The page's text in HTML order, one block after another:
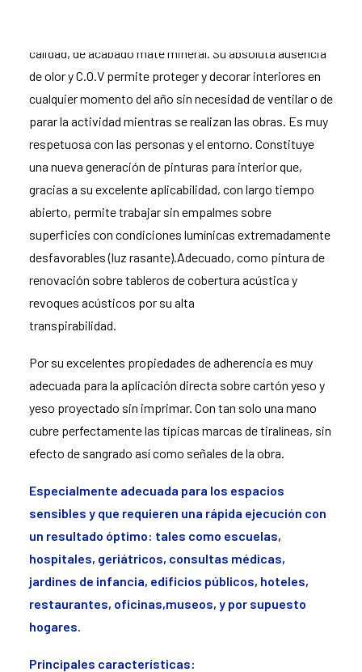
calidad, de acabado mate mineral. Su absoluta ausencia
de olor y C.O.V permite proteger y decorar interiores en
cualquier momento del año sin necesidad de ventilar o de
parar la actividad mientras se realizan las obras. Es muy
respetuosa con las personas y el entorno. Constituye
una nueva generación de pinturas para interior que,
gracias a su excelente aplicabilidad, con largo tiempo
abierto, permite trabajar sin empalmes sobre
superficies con condiciones lumínicas extremadamente
desfavorables (luz rasante).Adecuado, como pintura de
renovación sobre tableros de cobertura acústica y
revoques acústicos por su alta
transpirabilidad.
Por su excelentes propiedades de adherencia es muy
adecuada para la aplicación directa sobre cartón yeso y
yeso proyectado sin imprimar. Con tan solo una mano
cubre perfectamente las típicas marcas de tiralíneas, sin
efecto de sangrado así como señales de la obra.
Especialmente adecuada para los espacios
sensibles y que requieren una rápida ejecución con
un resultado óptimo: tales como escuelas,
hospitales, geriátricos, consultas médicas,
jardines de infancia, edificios públicos, hoteles,
restaurantes, oficinas,museos, y por supuesto
hogares.
Principales características: